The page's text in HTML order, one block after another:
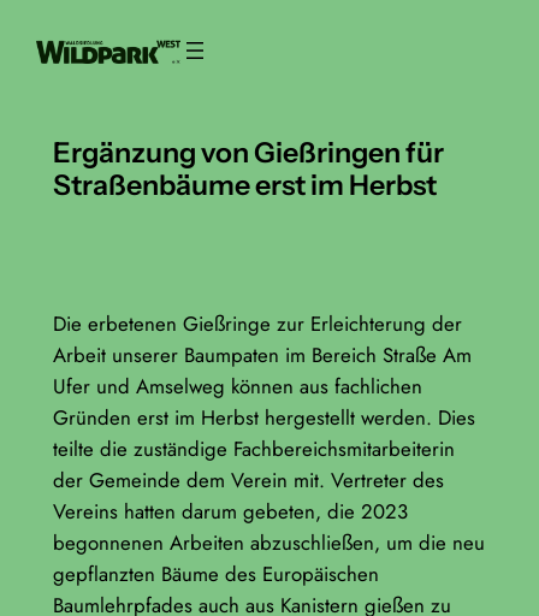
Inhalt
Ergänzung von Gießringen für
Straßenbäume erst im Herbst
Die erbetenen Gießringe zur Erleichterung der
Arbeit unserer Baumpaten im Bereich Straße Am
Ufer und Amselweg können aus fachlichen
Gründen erst im Herbst hergestellt werden. Dies
teilte die zuständige Fachbereichsmitarbeiterin
der Gemeinde dem Verein mit. Vertreter des
Vereins hatten darum gebeten, die 2023
begonnenen Arbeiten abzuschließen, um die neu
gepflanzten Bäume des Europäischen
Baumlehrpfades auch aus Kanistern gießen zu